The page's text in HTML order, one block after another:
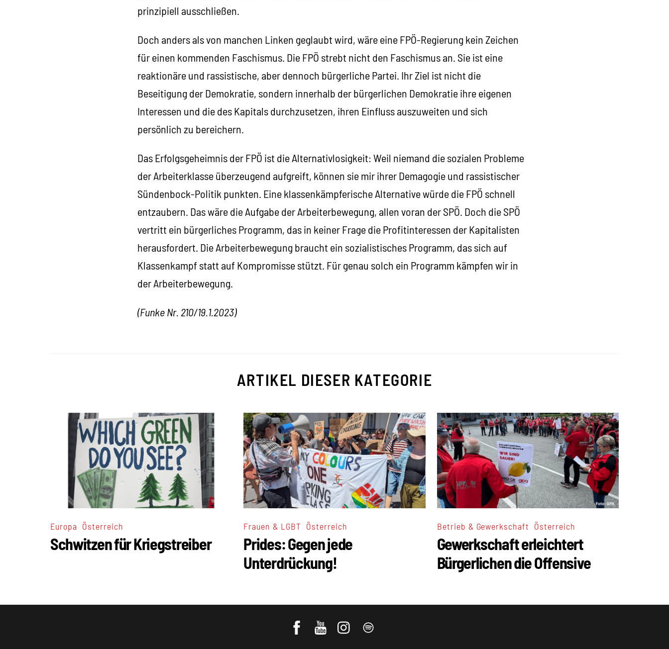
prinzipiell ausschließen.
Doch anders als von manchen Linken geglaubt wird, wäre eine FPÖ-Regierung kein Zeichen
für einen kommenden Faschismus. Die FPÖ strebt nicht den Faschismus an. Sie ist eine
reaktionäre und rassistische, aber dennoch bürgerliche Partei. Ihr Ziel ist nicht die
Beseitigung der Demokratie, sondern innerhalb der bürgerlichen Demokratie ihre eigenen
Interessen und die des Kapitals durchzusetzen, ihren Einfluss auszuweiten und sich
persönlich zu bereichern.
Das Erfolgsgeheimnis der FPÖ ist die Alternativlosigkeit: Weil niemand die sozialen Probleme
der Arbeiterklasse überzeugend aufgreift, können sie mir ihrer Demagogie und rassistischer
Sündenbock-Politik punkten. Eine klassenkämpferische Alternative würde die FPÖ schnell
entzaubern. Das wäre die Aufgabe der Arbeiterbewegung, allen voran der SPÖ. Doch die SPÖ
vertritt ein bürgerliches Programm, das in keiner Frage die Profitinteressen der Kapitalisten
herausfordert. Die Arbeiterbewegung braucht ein sozialistisches Programm, das sich auf
Klassenkampf statt auf Kompromisse stützt. Für genau solch ein Programm kämpfen wir in
der Arbeiterbewegung.
(Funke Nr. 210/19.1.2023)
ARTIKEL DIESER KATEGORIE
Europa Österreich
Schwitzen für Kriegstreiber
Frauen & LGBT Österreich
Prides: Gegen jede
Unterdrückung!
Betrieb & Gewerkschaft Österreich
Gewerkschaft erleichtert
Bürgerlichen die Offensive